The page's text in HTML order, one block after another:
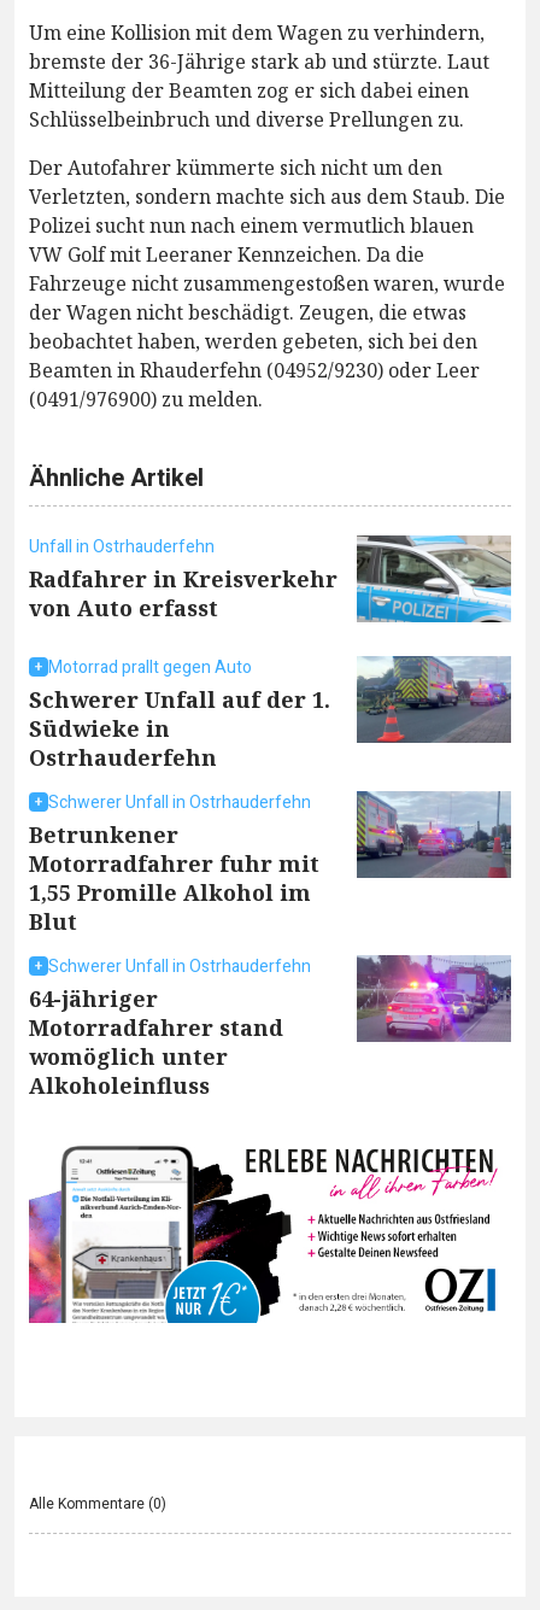
Um eine Kollision mit dem Wagen zu verhindern,
bremste der 36-Jährige stark ab und stürzte. Laut
Mitteilung der Beamten zog er sich dabei einen
Schlüsselbeinbruch und diverse Prellungen zu.
Der Autofahrer kümmerte sich nicht um den
Verletzten, sondern machte sich aus dem Staub. Die
Polizei sucht nun nach einem vermutlich blauen
VW Golf mit Leeraner Kennzeichen. Da die
Fahrzeuge nicht zusammengestoßen waren, wurde
der Wagen nicht beschädigt. Zeugen, die etwas
beobachtet haben, werden gebeten, sich bei den
Beamten in Rhauderfehn (04952/9230) oder Leer
(0491/976900) zu melden.
Ähnliche Artikel
Unfall in Ostrhauderfehn
Radfahrer in Kreisverkehr
von Auto erfasst
Motorrad prallt gegen Auto
Schwerer Unfall auf der 1.
Südwieke in
Ostrhauderfehn
Schwerer Unfall in Ostrhauderfehn
Betrunkener
Motorradfahrer fuhr mit
1,55 Promille Alkohol im
Blut
Schwerer Unfall in Ostrhauderfehn
64-jähriger
Motorradfahrer stand
womöglich unter
Alkoholeinfluss
Alle Kommentare (0)